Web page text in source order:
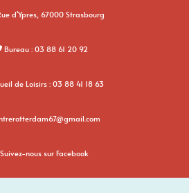
d'Ypres, 67000 Strasbourg
Bureau : 03 88 61 20 92
de Loisirs : 03 88 41 18 63
Suivez-nous sur Facebook